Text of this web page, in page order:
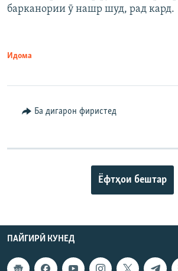
барканории ӯ нашр шуд, рад кард.
Идома
Ба дигарон фиристед
Ёфтҳои бештар
ПАЙГИРӢ КУНЕД